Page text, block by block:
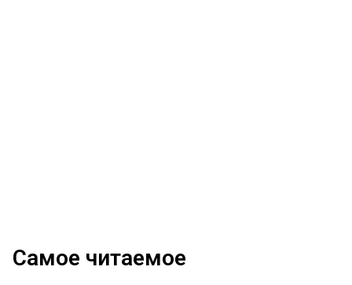
Самое читаемое